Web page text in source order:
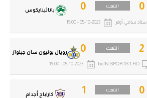
0 انتهت
كاراباج أجدام 1
2 انتهت
رويال يونيون سان جيلواز 0
beIN SPORTS 1 HD
05-10-2023 - 19:00
0 انتهت
باناثينايكوس 0
استاد سامي أوفر 05-10-2023 - 19:00